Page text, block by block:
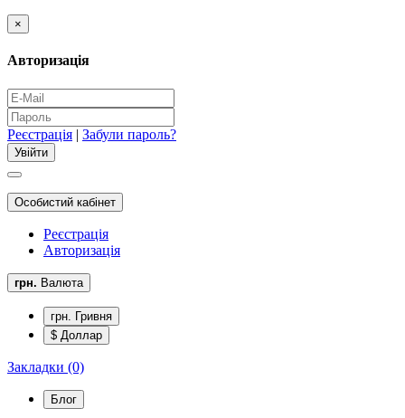
×
Авторизація
Реєстрація | Забули пароль?
Особистий кабінет
Реєстрація
Авторизація
грн. Валюта
грн. Гривня
$ Доллар
Закладки (0)
Блог